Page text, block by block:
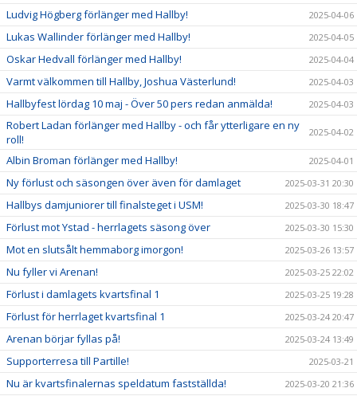
Ludvig Högberg förlänger med Hallby! 2025-04-06
Lukas Wallinder förlänger med Hallby! 2025-04-05
Oskar Hedvall förlänger med Hallby! 2025-04-04
Varmt välkommen till Hallby, Joshua Västerlund! 2025-04-03
Hallbyfest lördag 10 maj - Över 50 pers redan anmälda! 2025-04-03
Robert Ladan förlänger med Hallby - och får ytterligare en ny
roll!
2025-04-02
Albin Broman förlänger med Hallby! 2025-04-01
Ny förlust och säsongen över även för damlaget 2025-03-31 20:30
Hallbys damjuniorer till finalsteget i USM! 2025-03-30 18:47
Förlust mot Ystad - herrlagets säsong över 2025-03-30 15:30
Mot en slutsålt hemmaborg imorgon! 2025-03-26 13:57
Nu fyller vi Arenan! 2025-03-25 22:02
Förlust i damlagets kvartsfinal 1 2025-03-25 19:28
Förlust för herrlaget kvartsfinal 1 2025-03-24 20:47
Arenan börjar fyllas på! 2025-03-24 13:49
Supporterresa till Partille! 2025-03-21
Nu är kvartsfinalernas speldatum fastställda! 2025-03-20 21:36